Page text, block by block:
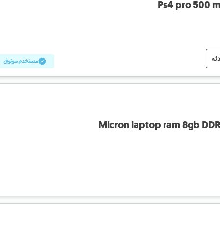
Ps4 pro 500
مستخدم موثوق
Micron laptop ram 8gb